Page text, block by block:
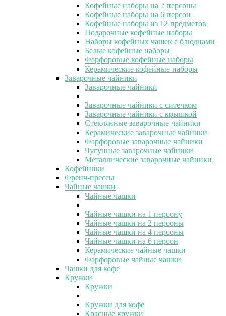
Кофейные наборы на 2 персоны
Кофейные наборы на 6 персон
Кофейные наборы из 12 предметов
Подарочные кофейные наборы
Наборы кофейных чашек с блюдцами
Белые кофейные наборы
Фарфоровые кофейные наборы
Керамические кофейные наборы
Заварочные чайники
Заварочные чайники
Заварочные чайники с ситечком
Заварочные чайники с крышкой
Стеклянные заварочные чайники
Керамические заварочные чайники
Фарфоровые заварочные чайники
Чугунные заварочные чайники
Металлические заварочные чайники
Кофейники
Френч-прессы
Чайные чашки
Чайные чашки
Чайные чашки на 1 персону
Чайные чашки на 2 персоны
Чайные чашки на 4 персоны
Чайные чашки на 6 персон
Керамические чайные чашки
Фарфоровые чайные чашки
Чашки для кофе
Кружки
Кружки
Кружки для кофе
Красные кружки